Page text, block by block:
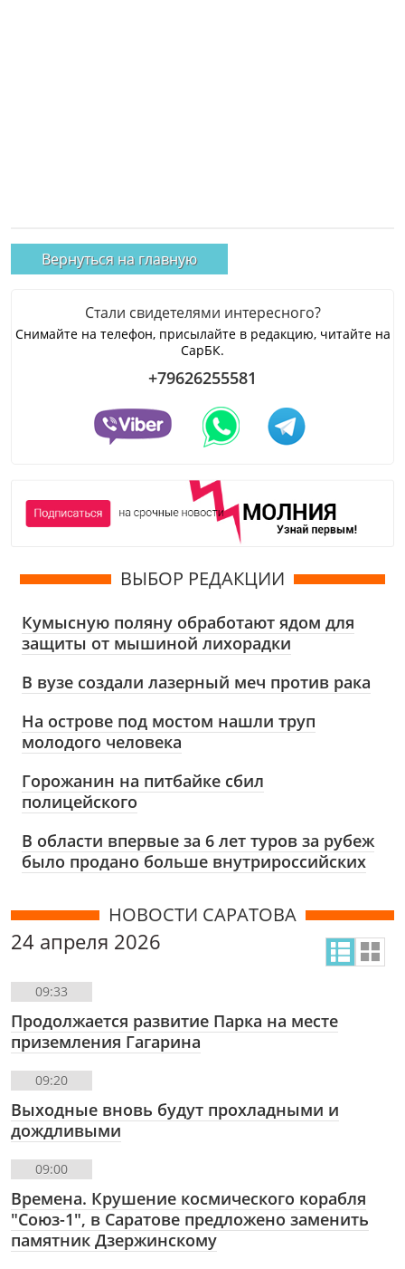
Вернуться на главную
Стали свидетелями интересного?
Снимайте на телефон, присылайте в редакцию, читайте на
СарБК.
+79626255581
ВЫБОР РЕДАКЦИИ
Кумысную поляну обработают ядом для
защиты от мышиной лихорадки
В вузе создали лазерный меч против рака
На острове под мостом нашли труп
молодого человека
Горожанин на питбайке сбил
полицейского
В области впервые за 6 лет туров за рубеж
было продано больше внутрироссийских
НОВОСТИ САРАТОВА
24 апреля 2026
09:33
Продолжается развитие Парка на месте
приземления Гагарина
09:20
Выходные вновь будут прохладными и
дождливыми
09:00
Времена. Крушение космического корабля
"Союз-1", в Саратове предложено заменить
памятник Дзержинскому